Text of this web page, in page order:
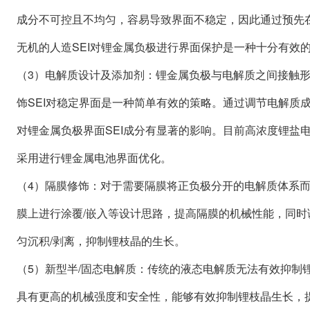
成分不可控且不均匀，容易导致界面不稳定，因此通过预
无机的人造SEI对锂金属负极进行界面保护是一种十分有效
（3）电解质设计及添加剂：锂金属负极与电解质之间接触
饰SEI对稳定界面是一种简单有效的策略。通过调节电解质
对锂金属负极界面SEI成分有显著的影响。目前高浓度锂盐
采用进行锂金属电池界面优化。
（4）隔膜修饰：对于需要隔膜将正负极分开的电解质体系
膜上进行涂覆/嵌入等设计思路，提高隔膜的机械性能，同
匀沉积/剥离，抑制锂枝晶的生长。
（5）新型半/固态电解质：传统的液态电解质无法有效抑
具有更高的机械强度和安全性，能够有效抑制锂枝晶生长